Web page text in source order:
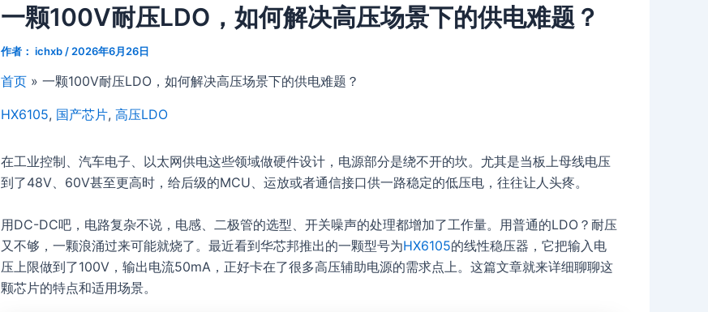
一颗100V耐压LDO，如何解决高压场景下的供电难题？
作者： ichxb / 2026年6月26日
首页 一颗100V耐压LDO，如何解决高压场景下的供电难题？
HX6105, 国产芯片, 高压LDO
在工业控制、汽车电子、以太网供电这些领域做硬件设计，电源部分是绕不开的坎。尤其是当板上母线电压
到了48V、60V甚至更高时，给后级的MCU、运放或者通信接口供一路稳定的低压电，往往让人头疼。
用DC-DC吧，电路复杂不说，电感、二极管的选型、开关噪声的处理都增加了工作量。用普通的LDO？耐压
又不够，一颗浪涌过来可能就烧了。最近看到华芯邦推出的一颗型号为HX6105的线性稳压器，它把输入电
压上限做到了100V，输出电流50mA，正好卡在了很多高压辅助电源的需求点上。这篇文章就来详细聊聊这
颗芯片的特点和适用场景。